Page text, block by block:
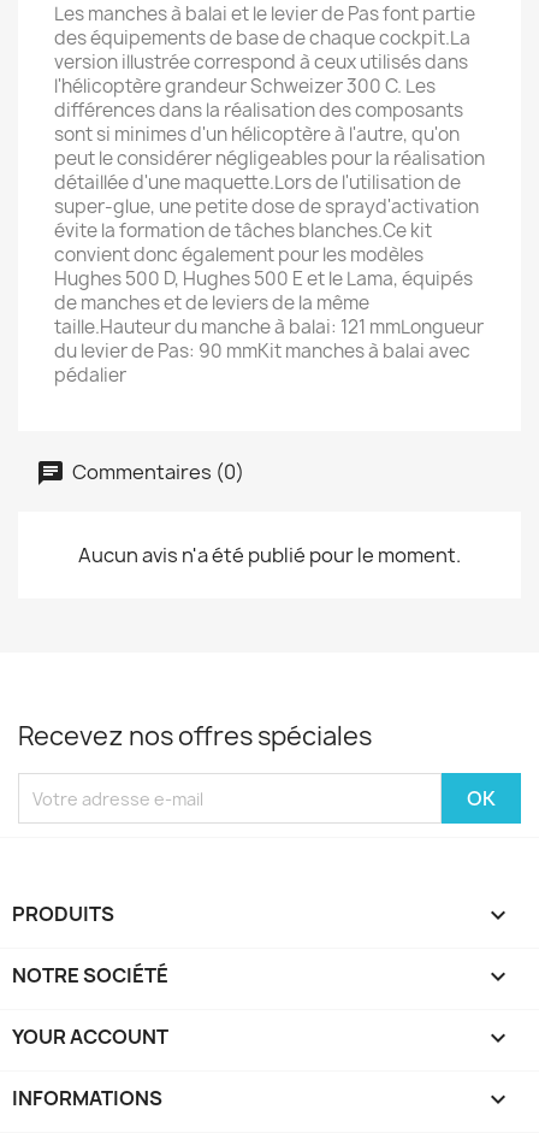
Les manches à balai et le levier de Pas font partie
des équipements de base de chaque cockpit.La
version illustrée correspond à ceux utilisés dans
l'hélicoptère grandeur Schweizer 300 C. Les
différences dans la réalisation des composants
sont si minimes d'un hélicoptère à l'autre, qu'on
peut le considérer négligeables pour la réalisation
détaillée d'une maquette.Lors de l'utilisation de
super-glue, une petite dose de sprayd'activation
évite la formation de tâches blanches.Ce kit
convient donc également pour les modèles
Hughes 500 D, Hughes 500 E et le Lama, équipés
de manches et de leviers de la même
taille.Hauteur du manche à balai: 121 mmLongueur
du levier de Pas: 90 mmKit manches à balai avec
pédalier
Commentaires (0)
Aucun avis n'a été publié pour le moment.
Recevez nos offres spéciales
PRODUITS 
NOTRE SOCIÉTÉ 
YOUR ACCOUNT 
INFORMATIONS keyboard_arrow_down